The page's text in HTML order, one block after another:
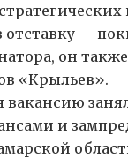
отставку —
он
«Крыльев».
и